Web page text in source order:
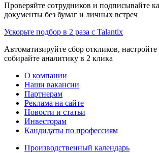
Проверяйте сотрудников и подписывайте
документы без бумаг и личных встреч
Ускорьте подбор в 2 раза с Talantix
Автоматизируйте сбор откликов, настройте
собирайте аналитику в 2 клика
О компании
Наши вакансии
Партнерам
Реклама на сайте
Новости и статьи
Инвесторам
Кандидаты по профессиям
Производственный календарь